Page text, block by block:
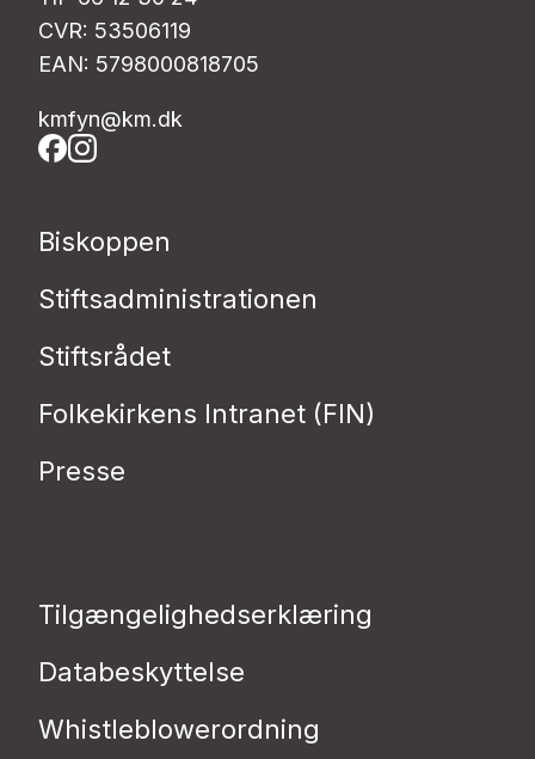
CVR: 53506119
EAN: 5798000818705
kmfyn@km.dk
Biskoppen
Stiftsadministrationen
Stiftsrådet
Folkekirkens Intranet (FIN)
Presse
Tilgængelighedserklæring
Databeskyttelse
Whistleblowerordning